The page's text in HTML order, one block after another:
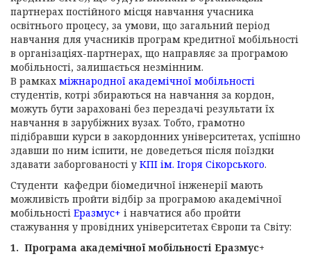
партнерах постійного місця навчання учасника
освітнього процесу, за умови, що загальний період
навчання для учасників програм кредитної мобільності
в організаціях-партнерах, що направляє за програмою
мобільності, залишається незмінним.
В рамках міжнародної академічної мобільності
студентів, котрі збираються на навчання за кордон,
можуть бути зараховані без перездачі результати їх
навчання в зарубіжних вузах. Тобто, грамотно
підібравши курси в закордонних університетах, успішно
здавши по ним іспити, не доведеться після поїздки
здавати заборгованості у КПІ ім. Ігоря Сікорського.
Студенти кафедри біомедичної інженерії мають
можливість пройти відбір за програмою академічної
мобільності Еразмус+ і навчатися або пройти
стажування у провідних університетах Європи та Світу:
1. Програма академічної мобільності Еразмус+